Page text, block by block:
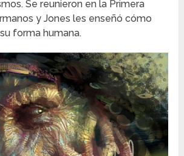
Se reunieron en la Primera
y Jones les enseñó cómo
forma humana.